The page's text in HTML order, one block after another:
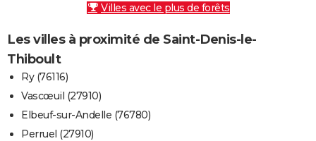
Villes avec le plus de forêts
Les villes à proximité de Saint-Denis-le-
Thiboult
Ry (76116)
Vascœuil (27910)
Elbeuf-sur-Andelle (76780)
Perruel (27910)